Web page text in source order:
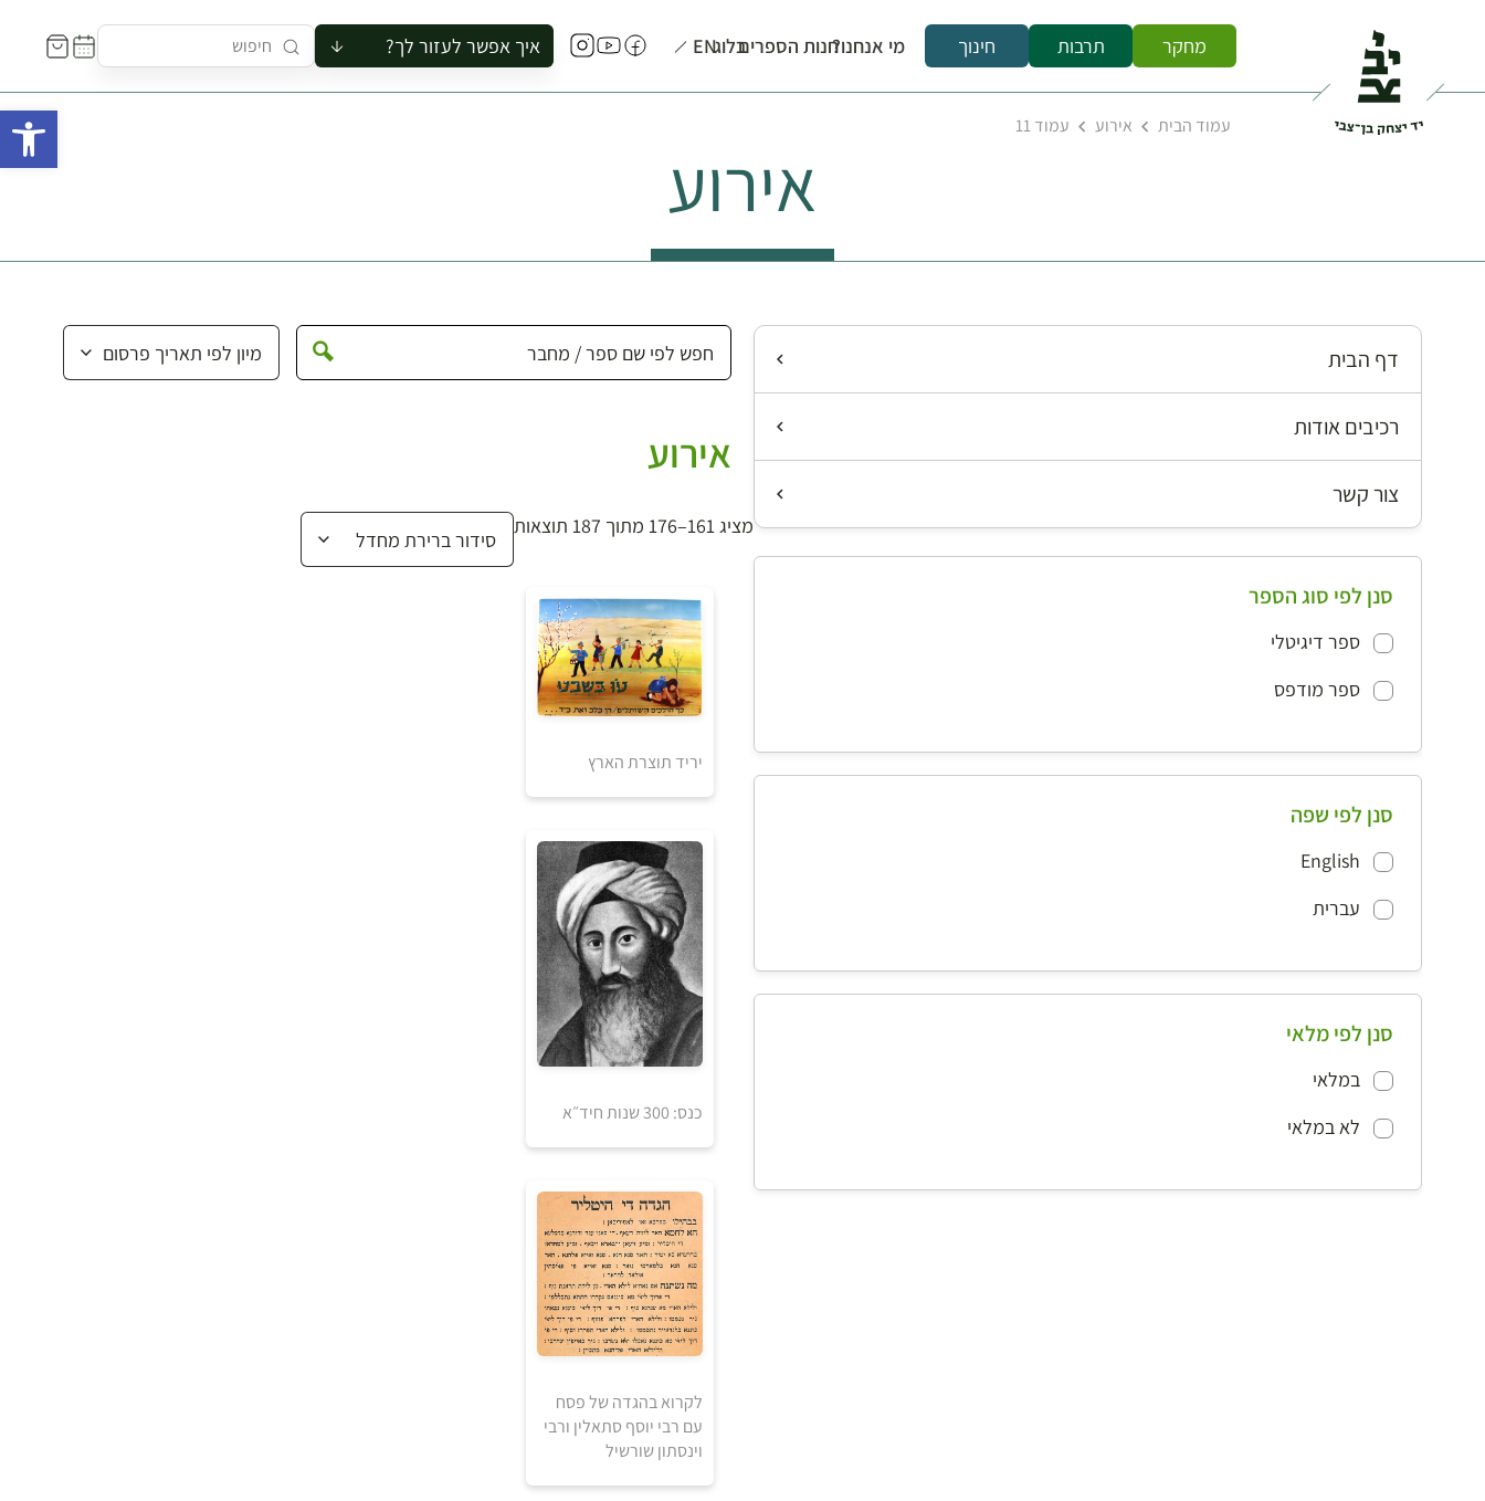
מחקר תרבות חינוך מי אנחנו?חנות הספריםבלוגEN איך אפשר לעזור לך?
להזמין סיור לקבוצה
לתאם ביקור בצריף
עמוד הבית אירוע עמוד 11
אירוע
דף הבית
רכיבים אודות
צור קשר
סנן לפי סוג הספר
ספר דיגיטלי
ספר מודפס
סנן לפי שפה
English
עברית
סנן לפי מלאי
במלאי
לא במלאי
אירוע
מציג 161–176 מתוך 187 תוצאות
5
₪
5
₪
למידע ולרכישה
יריד תוצרת הארץ
5
₪
5
₪
למידע ולרכישה
כנס: 300 שנות חיד״א
לקרוא בהגדה של פסח
עם רבי יוסף סתאלין ורבי
וינסתון שורשיל